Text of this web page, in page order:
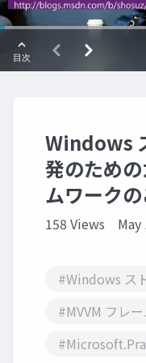
Windows
発のため
ムワーク
158 Views May
#Windows ス
#MVVM フレ